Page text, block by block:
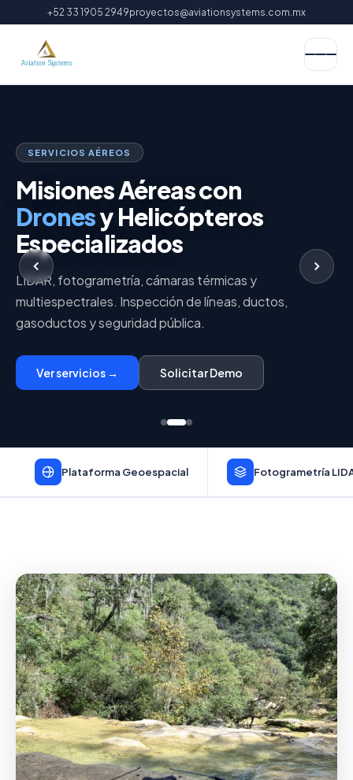
+52 33 1905 2949proyectos@aviationsystems.com.mx
SERVICIOS AÉREOS
Misiones Aéreas con
Dronesy Helicópteros
Especializados
LIDAR, fotogrametría, cámaras térmicas y
multiespectrales. Inspección de líneas, ductos,
gasoductos y seguridad pública.
Ver servicios → Solicitar Demo
Plataforma Geoespacial Fotogrametría